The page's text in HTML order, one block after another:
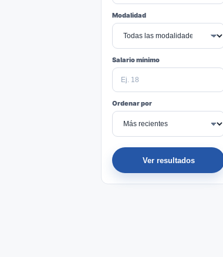
Modalidad
Salario mínimo
Ordenar por
Ver resultados